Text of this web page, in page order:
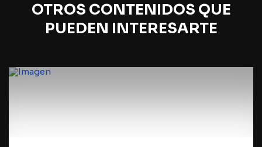
OTROS CONTENIDOS QUE
PUEDEN INTERESARTE